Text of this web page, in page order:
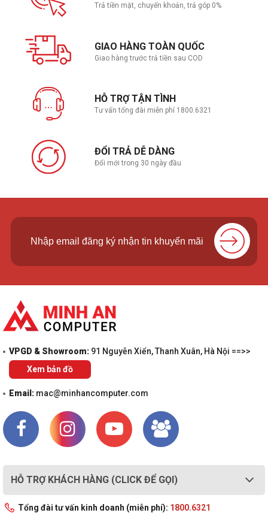
Trả tiền mặt, chuyển khoản, trả góp 0%
GIAO HÀNG TOÀN QUỐC
Giao hàng trước trả tiền sau COD
HỖ TRỢ TẬN TÌNH
Tư vấn tổng đài miễn phí 1800.6321
ĐỔI TRẢ DỄ DÀNG
Đổi mới trong 30 ngày đầu
VPGD & Showroom: 91 Nguyễn Xiển, Thanh Xuân, Hà Nội ==>>
Xem bản đồ
Email: mac@minhancomputer.com
HỖ TRỢ KHÁCH HÀNG (CLICK ĐỂ GỌI)
Tổng đài tư vấn kinh doanh (miễn phí): 1800.6321